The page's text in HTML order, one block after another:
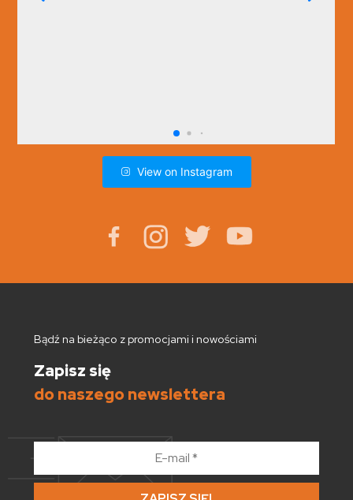
View on Instagram
Bądź na bieżąco z promocjami i nowościami
Zapisz się
do naszego newslettera
*